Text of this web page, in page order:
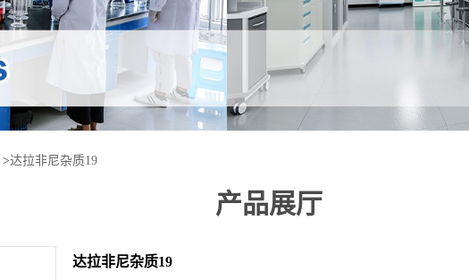
>达拉非尼杂质19
产品展厅
达拉非尼杂质19